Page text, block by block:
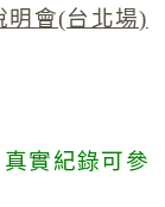
明會(台北場)
實紀錄可參